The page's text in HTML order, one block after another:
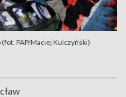
PAP/Maciej Kulczyński)